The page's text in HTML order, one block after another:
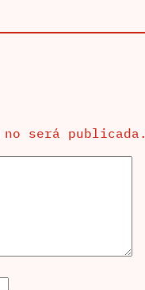
será publicada.